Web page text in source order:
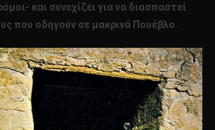
και συνεχίζει για να διασπαστεί
που οδηγούν σε μακρινά Πουέβλο.